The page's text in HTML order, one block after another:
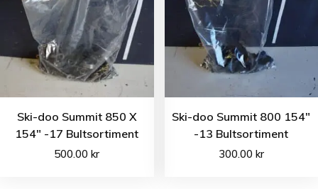
Ski-doo Summit 850 X
154″ -17 Bultsortiment
500.00kr
Ski-doo Summit 800 154″
-13 Bultsortiment
300.00 kr